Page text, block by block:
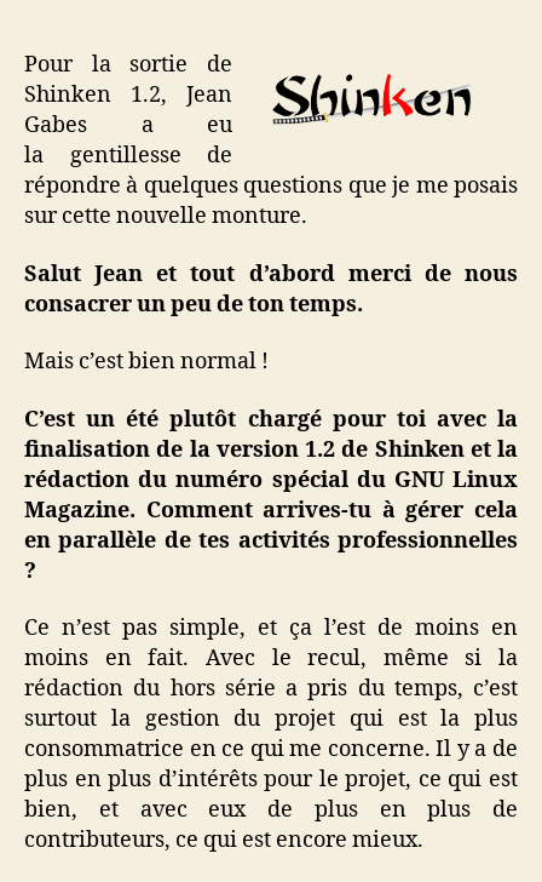
Shinken
1.2
Pour la sortie de
Shinken 1.2, Jean
Gabes a eu
la gentillesse de
répondre à quelques questions que je me posais
sur cette nouvelle monture.
Salut Jean et tout d’abord merci de nous
consacrer un peu de ton temps.
Mais c’est bien normal !
C’est un été plutôt chargé pour toi avec la
finalisation de la version 1.2 de Shinken et la
rédaction du numéro spécial du GNU Linux
Magazine. Comment arrives-tu à gérer cela
en parallèle de tes activités professionnelles
?
Ce n’est pas simple, et ça l’est de moins en
moins en fait. Avec le recul, même si la
rédaction du hors série a pris du temps, c’est
surtout la gestion du projet qui est la plus
consommatrice en ce qui me concerne. Il y a de
plus en plus d’intérêts pour le projet, ce qui est
bien, et avec eux de plus en plus de
contributeurs, ce qui est encore mieux.